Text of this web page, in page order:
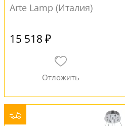
Arte Lamp (Италия)
15 518 ₽